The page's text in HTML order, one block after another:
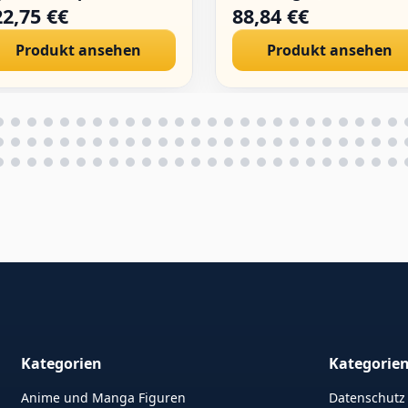
Original Malerei
Ornamente
Dekoration
€€
Produkt ansehen
Erwachsenenkollektion,
Henati-
30 cm
88,84 €€
Produkt ansehen
Kategorien
Anime und Manga Figuren
Kategorien
Datenschutz